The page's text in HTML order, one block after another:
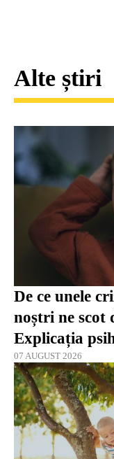
Alte știri
De ce unele
noștri ne scot
Explicația
07 AUGUST 2026